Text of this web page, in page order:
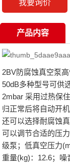
我要询价
产品内容
2BV防腐蚀真空泵
50dB多种型号可供
2mbar 采用过热保
归正常后将自动开
还可以选择耐腐蚀
可以调节合适的压
级泵；低真空压力
重量(kg)：12.6；噪